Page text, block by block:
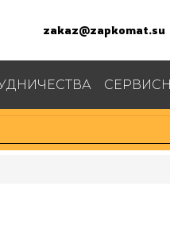
zakaz@zapkomat.su